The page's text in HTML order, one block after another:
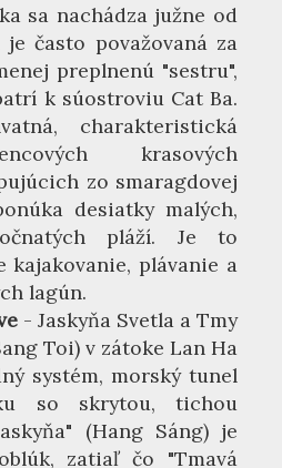
sa nachádza južne od
často považovaná za
preplnenú "sestru",
k súostroviu Cat Ba.
charakteristická
krasových
zo smaragdovej
desiatky malých,
pláží. Je to
kajakovanie, plávanie a
lagún.
- Jaskyňa Svetla a Tmy
Toi) v zátoke Lan Ha
systém, morský tunel
so skrytou, tichou
(Hang Sáng) je
zatiaľ čo "Tmavá